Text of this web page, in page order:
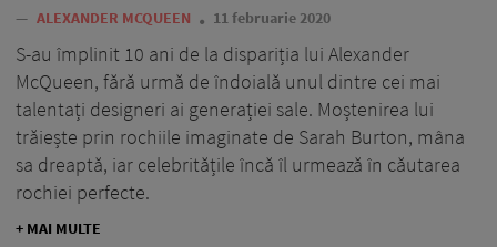
— ALEXANDER MCQUEEN 11 februarie 2020
S-au împlinit 10 ani de la dispariția lui Alexander
McQueen, fără urmă de îndoială unul dintre cei mai
talentați designeri ai generației sale. Moștenirea lui
trăiește prin rochiile imaginate de Sarah Burton, mâna
sa dreaptă, iar celebritățile încă îl urmează în căutarea
rochiei perfecte.
+ MAI MULTE